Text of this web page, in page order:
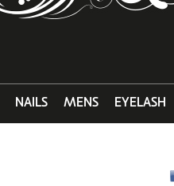
NAILS MENS EYELASH